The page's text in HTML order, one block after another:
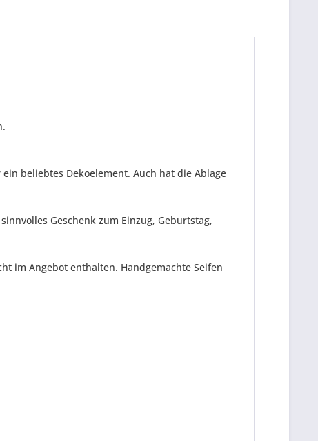
beliebtes Dekoelement. Auch hat die Ablage
Geschenk zum Einzug, Geburtstag,
im Angebot enthalten. Handgemachte Seifen